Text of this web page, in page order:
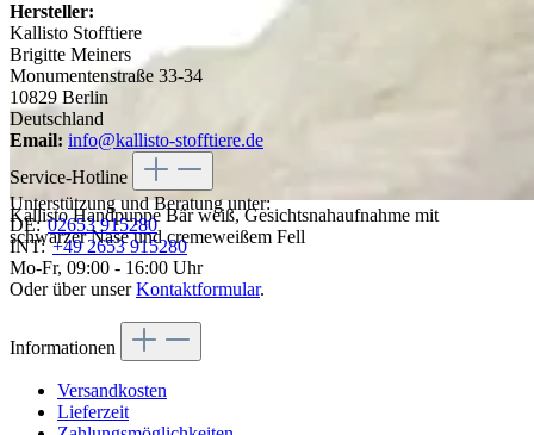
Kallisto Handpuppe Bär weiß, Gesichtsnahaufnahme mit
schwarzer Nase und cremeweißem Fell
Hersteller:
Kallisto Stofftiere
Brigitte Meiners
Monumentenstraße 33-34
10829 Berlin
Deutschland
Email: info@kallisto-stofftiere.de
Service-Hotline
Unterstützung und Beratung unter:
DE: 02653 915280
INT: +49 2653 915280
Mo-Fr, 09:00 - 16:00 Uhr
Oder über unserKontaktformular.
Informationen
Versandkosten
Lieferzeit